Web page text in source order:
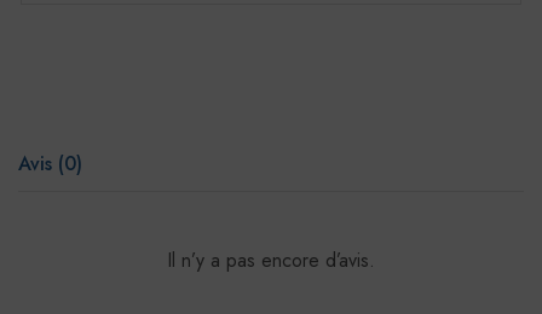
Avis (0)
Il n’y a pas encore d’avis.